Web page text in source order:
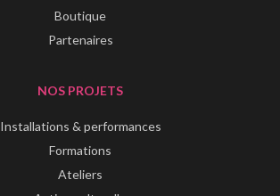
Boutique
Partenaires
NOS PROJETS
Installations & performances
Formations
Ateliers